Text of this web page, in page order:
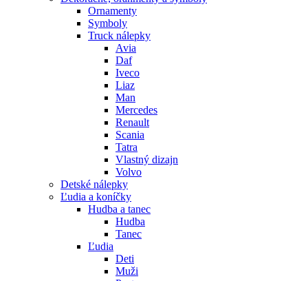
Ornamenty
Symboly
Truck nálepky
Avia
Daf
Iveco
Liaz
Man
Mercedes
Renault
Scania
Tatra
Vlastný dizajn
Volvo
Detské nálepky
Ľudia a koníčky
Hudba a tanec
Hudba
Tanec
Ľudia
Deti
Muži